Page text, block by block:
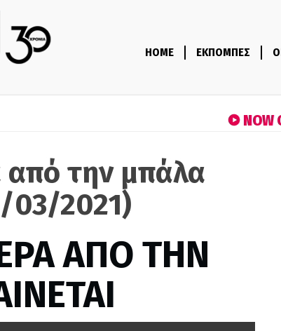
HOME ΕΚΠΟΜΠΕΣ
NOW
την μπάλα
03/2021)
ΑΠΟ ΤΗΝ